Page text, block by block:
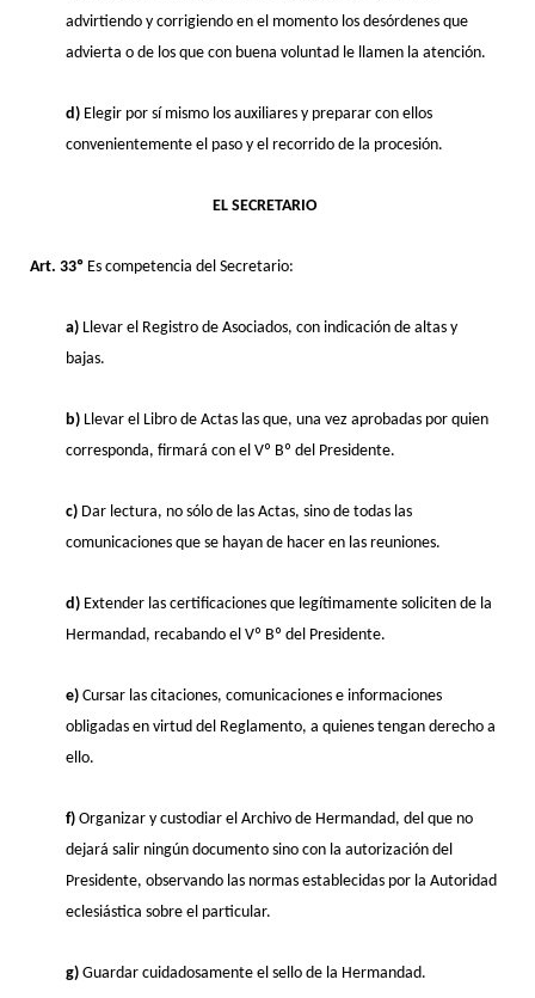
advirtiendo y corrigiendo en el momento los desórdenes que
advierta o de los que con buena voluntad le llamen la atención.
d) Elegir por sí mismo los auxiliares y preparar con ellos
convenientemente el paso y el recorrido de la procesión.
EL SECRETARIO
Art. 33º Es competencia del Secretario:
a) Llevar el Registro de Asociados, con indicación de altas y
bajas.
b) Llevar el Libro de Actas las que, una vez aprobadas por quien
corresponda, firmará con el Vº Bº del Presidente.
c) Dar lectura, no sólo de las Actas, sino de todas las
comunicaciones que se hayan de hacer en las reuniones.
d) Extender las certificaciones que legítimamente soliciten de la
Hermandad, recabando el Vº Bº del Presidente.
e) Cursar las citaciones, comunicaciones e informaciones
obligadas en virtud del Reglamento, a quienes tengan derecho a
ello.
f) Organizar y custodiar el Archivo de Hermandad, del que no
dejará salir ningún documento sino con la autorización del
Presidente, observando las normas establecidas por la Autoridad
eclesiástica sobre el particular.
g) Guardar cuidadosamente el sello de la Hermandad.